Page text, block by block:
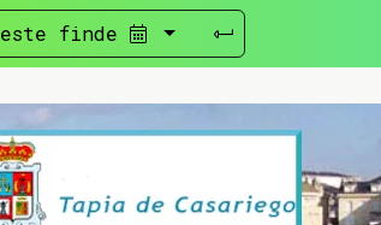
este finde